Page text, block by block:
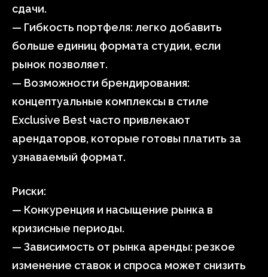
сдачи.
— Гибкость портфеля: легко добавить
больше единиц формата студии, если
рынок позволяет.
— Возможности брендирования:
концептуальные комплексы в стиле
Exclusive Best часто привлекают
арендаторов, которые готовы платить за
узнаваемый формат.
Риски:
— Конкуренция и насыщение рынка в
кризисные периоды.
— Зависимость от рынка аренды: резкое
изменение ставок и спроса может снизить